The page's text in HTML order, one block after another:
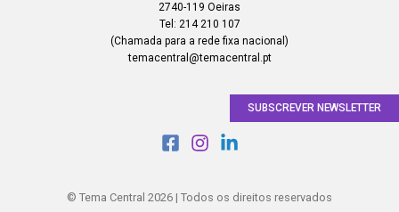
2740-119 Oeiras
Tel: 214 210 107
(Chamada para a rede fixa nacional)
temacentral@temacentral.pt
SUBSCREVER NEWSLETTER
© Tema Central 2026 | Todos os direitos reservados